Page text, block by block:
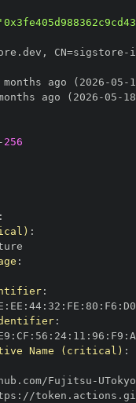
, CN=sigstore -
ago (2026-05 -
ago (2026-05 -
256
:
:
:
:
: EE : 44: 32 : FE : 80 : F6 : D0
:
: CF : 56 : 24: 11 : 96 : F9 :
Name (critical) :
Fujitsu - UTokyo
: